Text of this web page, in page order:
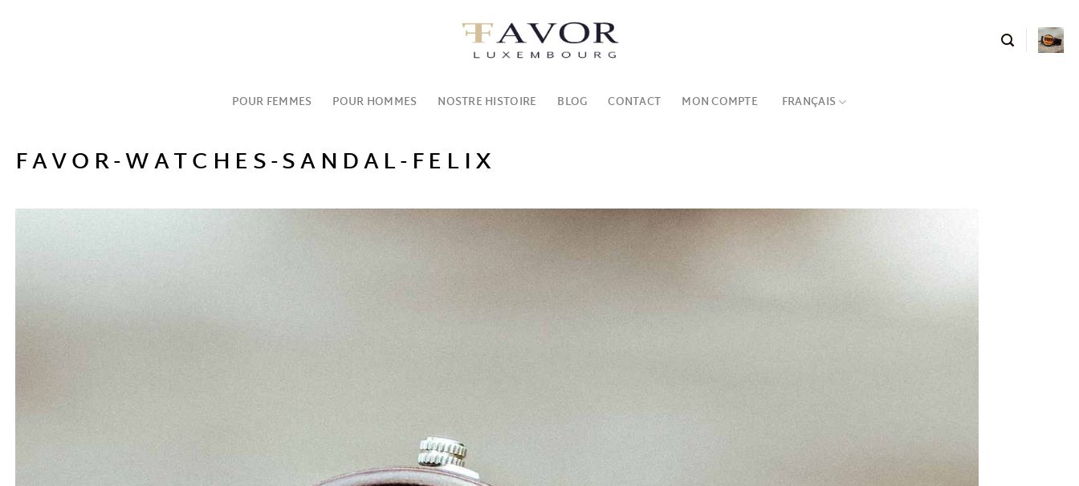
POUR FEMMES POUR HOMMES NOSTRE HISTOIRE BLOG CONTACT MON COMPTE FRANÇAIS
FAVOR-WATCHES-SANDAL-FELIX